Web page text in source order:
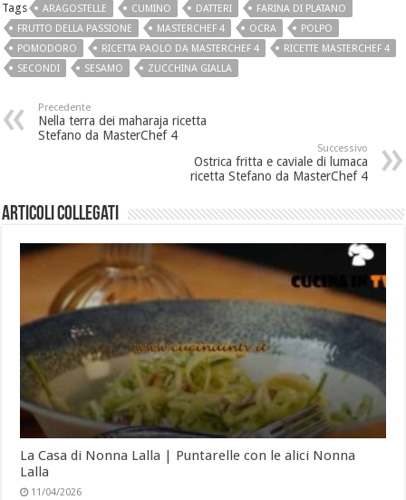
Tags ARAGOSTELLE CUMINO DATTERI
FARINA DI PLATANO
FRUTTO DELLA PASSIONE
MASTERCHEF 4 OCRA
POLPO
POMODORO
RICETTA PAOLO DA MASTERCHEF 4
RICETTE MASTERCHEF 4
SECONDI
SESAMO ZUCCHINA GIALLA
Precedente
Nella terra dei maharaja ricetta
Stefano da MasterChef 4
Successivo
Ostrica fritta e caviale di lumaca
ricetta Stefano da MasterChef 4
Articoli collegati
La Casa di Nonna Lalla | Puntarelle con le alici Nonna
Lalla
11/04/2026